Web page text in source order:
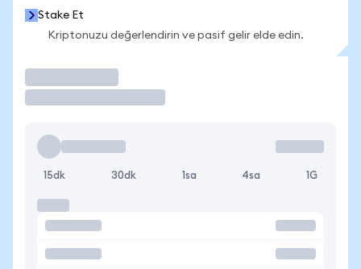
Stake Et
Kriptonuzu değerlendirin ve pasif gelir elde edin.
15dk 30dk 1sa 4sa 1G